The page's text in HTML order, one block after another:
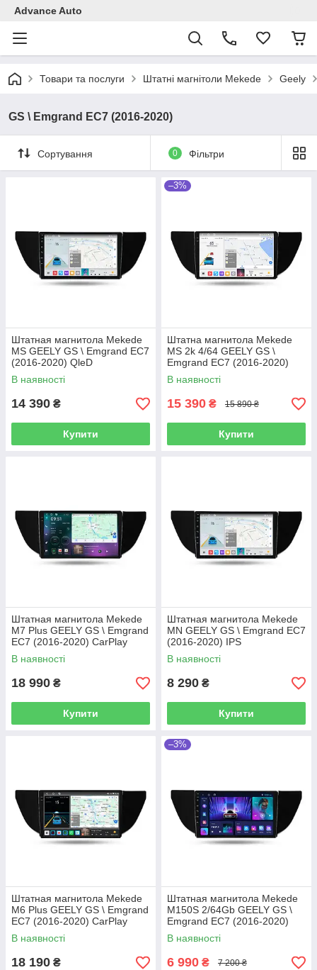
Advance Auto
Товари та послуги Штатні магнітоли Mekede Geely
GS \ Emgrand EC7 (2016-2020)
Сортування 0 Фільтри
Штатная магнитола Mekede
MS GEELY GS \ Emgrand EC7
(2016-2020) QleD
В наявності
14 390 ₴
Купити
–3%
Штатна магнитола Mekede
MS 2k 4/64 GEELY GS \
Emgrand EC7 (2016-2020)
CarPlay QleD
В наявності
15 390 ₴ 15 890 ₴
Купити
Штатная магнитола Mekede
M7 Plus GEELY GS \ Emgrand
EC7 (2016-2020) CarPlay
QleD
В наявності
18 990 ₴
Купити
Штатная магнитола Mekede
MN GEELY GS \ Emgrand EC7
(2016-2020) IPS
В наявності
8 290 ₴
Купити
Штатная магнитола Mekede
M6 Plus GEELY GS \ Emgrand
EC7 (2016-2020) CarPlay
QleD
В наявності
18 190 ₴
–3%
Штатная магнитола Mekede
M150S 2/64Gb GEELY GS \
Emgrand EC7 (2016-2020)
QleD
В наявності
6 990 ₴ 7 200 ₴